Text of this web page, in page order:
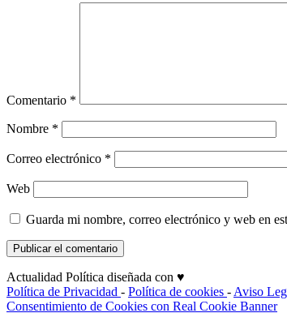
Comentario *
Nombre *
Correo electrónico *
Web
Guarda mi nombre, correo electrónico y web en
Actualidad Política diseñada con ♥
Política de Privacidad - Política de cookies - Aviso
Consentimiento de Cookies con Real Cookie Banner